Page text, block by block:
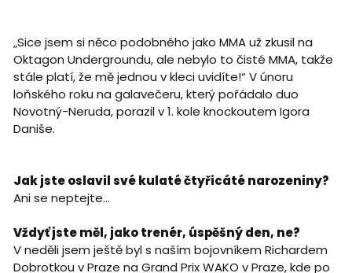
„Sice jsem si něco podobného jako MMA už zkusil na
Oktagon Undergroundu, ale nebylo to čisté MMA, takže
stále platí, že mě jednou v kleci uvidíte!“ V únoru
loňského roku na galavečeru, který pořádalo duo
Novotný-Neruda, porazil v 1. kole knockoutem Igora
Daniše.
Jak jste oslavil své kulaté čtyřicáté narozeniny?
Ani se neptejte...
Vždyť jste měl, jako trenér, úspěšný den, ne?
V neděli jsem ještě byl s naším bojovníkem Richardem
Dobrotkou v Praze na Grand Prix WAKO v Praze, kde po